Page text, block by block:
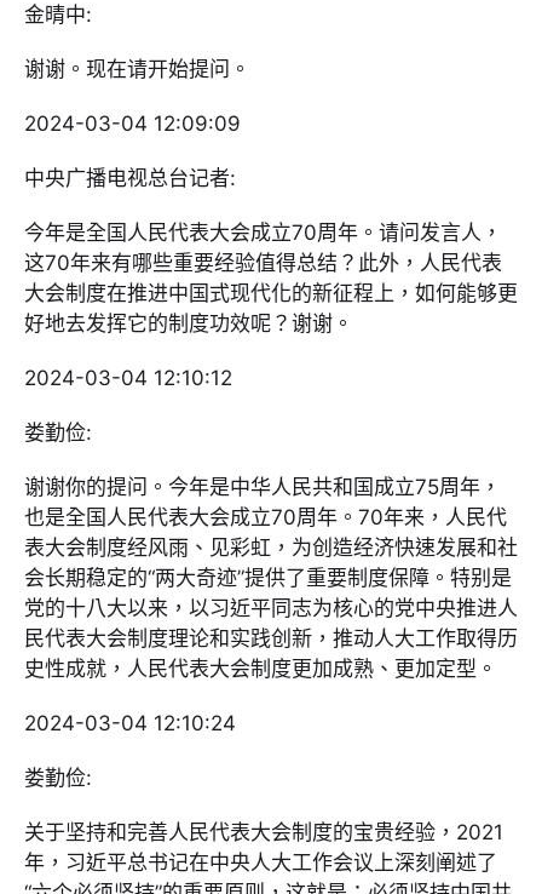
金晴中:
谢谢。现在请开始提问。
2024-03-04 12:09:09
中央广播电视总台记者:
今年是全国人民代表大会成立70周年。请问发言人，
这70年来有哪些重要经验值得总结？此外，人民代表
大会制度在推进中国式现代化的新征程上，如何能够更
好地去发挥它的制度功效呢？谢谢。
2024-03-04 12:10:12
娄勤俭:
谢谢你的提问。今年是中华人民共和国成立75周年，
也是全国人民代表大会成立70周年。70年来，人民代
表大会制度经风雨、见彩虹，为创造经济快速发展和社
会长期稳定的“两大奇迹”提供了重要制度保障。特别是
党的十八大以来，以习近平同志为核心的党中央推进人
民代表大会制度理论和实践创新，推动人大工作取得历
史性成就，人民代表大会制度更加成熟、更加定型。
2024-03-04 12:10:24
娄勤俭:
关于坚持和完善人民代表大会制度的宝贵经验，2021
年，习近平总书记在中央人大工作会议上深刻阐述了